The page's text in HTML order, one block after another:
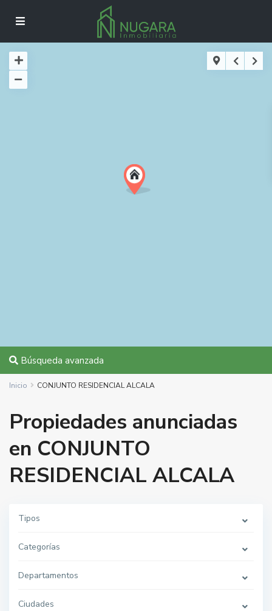
Búsqueda avanzada
Inicio CONJUNTO RESIDENCIAL ALCALA
Propiedades anunciadas
en CONJUNTO
RESIDENCIAL ALCALA
Tipos
Categorías
Departamentos
Ciudades